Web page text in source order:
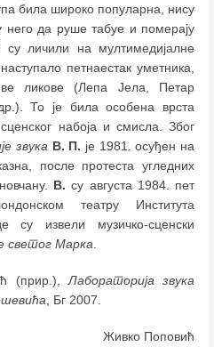
била широко популарна, нису
да руше табуе и померају
личили на мултимедијалне
петнаестак уметника,
ликове (Лепа Јела, Петар
То је била особена врста
набоја и смисла. Због
звука В. П. је 1981. осуђен на
после протеста угледних
В. су августа 1984. пет
театру Института
су извели музичко-сценски
светог Марка
(прир.), Лабораторија звука
, Бг 2007.
Живко Поповић